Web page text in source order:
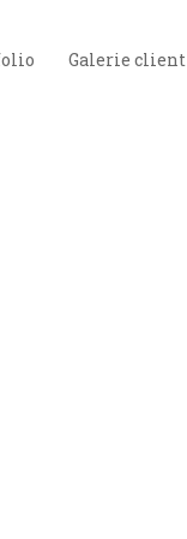
Galerie client